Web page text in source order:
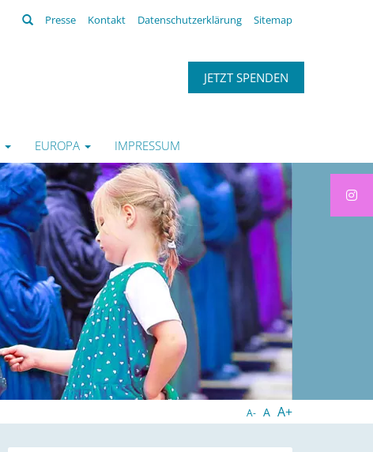
Suchen
Presse Kontakt Datenschutzerklärung Sitemap
JETZT SPENDEN
EUROPA IMPRESSUM
A- A A+